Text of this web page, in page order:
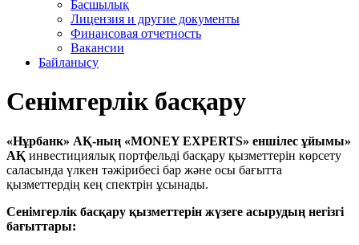
Басшылық
Лицензия и другие документы
Финансовая отчетность
Вакансии
Байланысу
Сенімгерлік басқару
«Нұрбанк» АҚ-ның «MONEY EXPERTS» еншілес ұйымы»
АҚ инвестициялық портфельді басқару қызметтерін көрсету
саласында үлкен тәжірибесі бар және осы бағытта
қызметтердің кең спектрін ұсынады.
Сенімгерлік басқару қызметтерін жүзеге асырудың негізгі
бағыттары: